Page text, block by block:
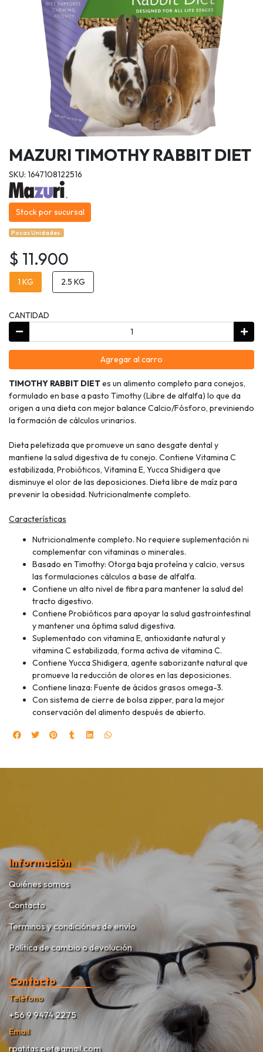
MAZURI TIMOTHY RABBIT DIET
SKU: 1647108122516
Stock por sucursal
Pocas Unidades.
$ 11.900
1 KG 2.5 KG
CANTIDAD
Agregar al carro
TIMOTHY RABBIT DIETes un alimento completo para conejos,
formulado en base a pasto Timothy (Libre de alfalfa) lo que da
origen a una dieta con mejor balance Calcio/Fósforo, previniendo
la formación de cálculos urinarios.
Dieta peletizada que promueve un sano desgate dental y
mantiene la salud digestiva de tu conejo. Contiene Vitamina C
estabilizada, Probióticos, Vitamina E, Yucca Shidigera que
disminuye el olor de las deposiciones. Dieta libre de maíz para
prevenir la obesidad. Nutricionalmente completo.
Características
Nutricionalmente completo. No requiere suplementación ni
complementar con vitaminas o minerales.
Basado en Timothy: Otorga baja proteína y calcio, versus
las formulaciones cálculos a base de alfalfa.
Contiene un alto nivel de fibra para mantener la salud del
tracto digestivo.
Contiene Probióticos para apoyar la salud gastrointestinal
y mantener una óptima salud digestiva.
Suplementado con vitamina E, antioxidante natural y
vitamina C estabilizada, forma activa de vitamina C.
Contiene Yucca Shidigera, agente saborizante natural que
promueve la reducción de olores en las deposiciones.
Contiene linaza: Fuente de ácidos grasos omega-3.
Con sistema de cierre de bolsa zipper, para la mejor
conservación del alimento después de abierto.
Información
Quiénes somos
Contacto
Terminos y condiciónes de envío
Política de cambio o devolución
Contacto
Teléfono
+56 9 9474 2275
Email
rpatitas.pet@gmail.com